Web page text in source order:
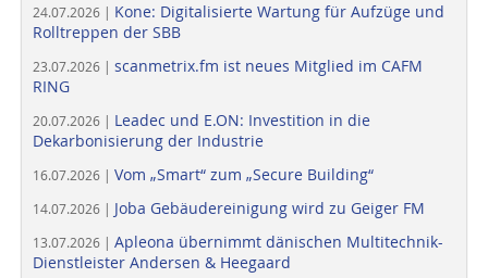
24.07.2026 | Kone: Digitalisierte Wartung für Aufzüge und
Rolltreppen der SBB
23.07.2026 | scanmetrix.fm ist neues Mitglied im CAFM
RING
20.07.2026 | Leadec und E.ON: Investition in die
Dekarbonisierung der Industrie
16.07.2026 | Vom „Smart“ zum „Secure Building“
14.07.2026 | Joba Gebäudereinigung wird zu Geiger FM
13.07.2026 | Apleona übernimmt dänischen Multitechnik-
Dienstleister Andersen & Heegaard